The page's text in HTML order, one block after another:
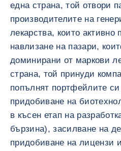
една страна, той отвори
производителите на
лекарства, които активно
навлизане на пазари,
доминирани от маркови
страна, той принуди
попълнят портфейлите си
придобиване на
в късен етап на
бързина), засилване на
придобиване на лицензи